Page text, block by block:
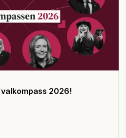
2026!